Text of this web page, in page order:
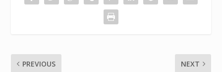
PREVIOUS NEXT